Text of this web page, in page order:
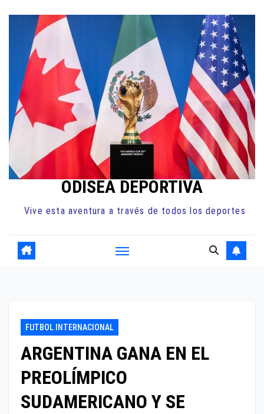
contenido
ODISEA DEPORTIVA
Vive esta aventura a través de todos los deportes
FUTBOL INTERNACIONAL
ARGENTINA GANA EN EL
PREOLÍMPICO
SUDAMERICANO Y SE